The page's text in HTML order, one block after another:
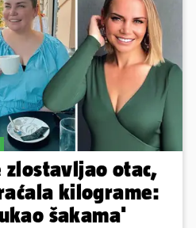
zlostavljao otac,
kilograme:
šakama'